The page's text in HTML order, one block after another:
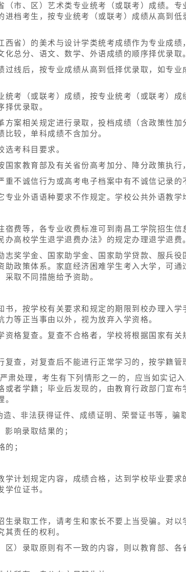
（市、区）艺术类专业统考（或联考）成绩。
档考生，按专业统考（或联考）成绩从高到
西省）的美术与设计学类统考成绩作为专业成
总分、语文、数学、外语成绩的顺序择优录取。
线后，按专业成绩从高到低择优录取，如专
统考（或联考）成绩，按专业统考（或联考）
优录取。
案相关规定进行录取，投档成绩（含政策性
较，单科成绩不含加分。
考科目要求。
家教育部及有关省份高考加分、降分政策执行
不诚信行为或高考电子档案中有不诚信记录的
业外语语种要求不作规定。学校公共外语教学
费等，各专业收费标准可到南昌工学院招生
高校学生退学退费办法》的规定办理退学退费。
奖学金、国家助学金、国家助学贷款、服兵
政策体系。家庭经济困难学生考入大学，可通
取不同措施给予资助。
，按学校有关要求和规定的期限到校办理入
等正当事由以外，视为放弃入学资格。
格复查。复查不合格者，学校将根据国家有
查，对复查后不能进行正常学习的，按学籍管
肃处理，考生有下列情形之一的，应当如实记
者学籍；毕业后发现的，由教育行政部门宣
、非法获得证件、成绩证明、荣誉证书等，骗
响录取结果的；
；
计划规定内容，成绩合格，达到学校毕业要
位证书。
录取工作，请考生和家长不要上当受骗。对
责任的权利。
）录取原则有不一致的内容，则以教育部、